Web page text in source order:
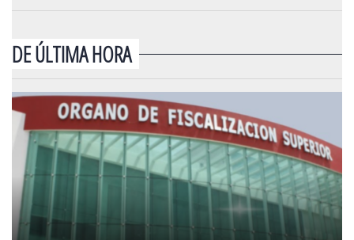
DE ÚLTIMA HORA